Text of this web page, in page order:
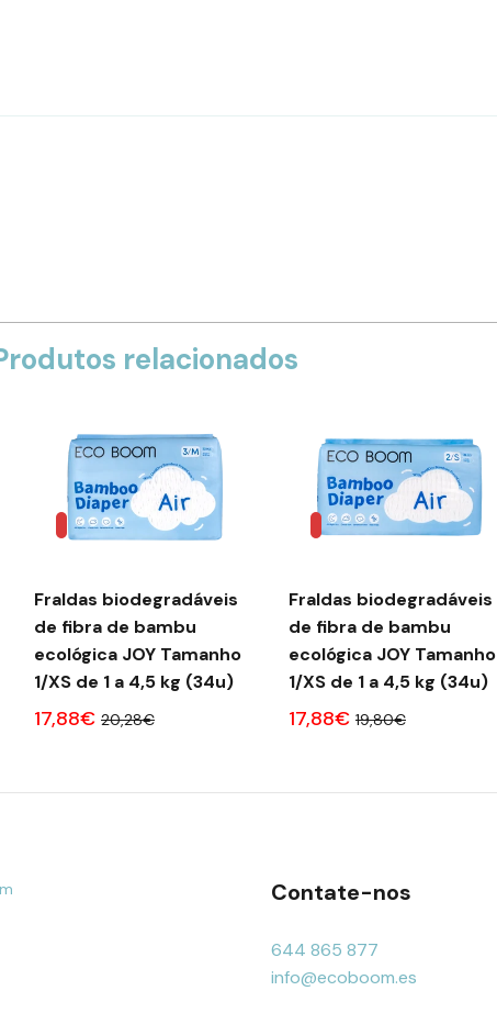
relacionados
Fraldas biodegradáveis ​​
de fibra de bambu
ecológica JOY Tamanho
1/XS de 1 a 4,5 kg (34u)
17,88€ 20,28€
Fraldas biodegradáveis ​​
de fibra de bambu
ecológica JOY Tamanho
1/XS de 1 a 4,5 kg (34u)
17,88€ 19,80€
Contate-nos
644 865 877
info@ecoboom.es